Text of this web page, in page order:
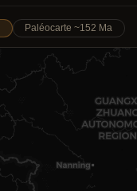
Paléocarte ~152 Ma